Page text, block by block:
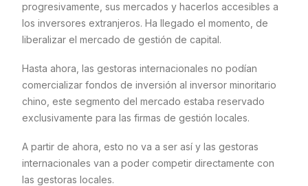
progresivamente, sus mercados y hacerlos accesibles a
los inversores extranjeros. Ha llegado el momento, de
liberalizar el mercado de gestión de capital.
Hasta ahora, las gestoras internacionales no podían
comercializar fondos de inversión al inversor minoritario
chino, este segmento del mercado estaba reservado
exclusivamente para las firmas de gestión locales.
A partir de ahora, esto no va a ser así y las gestoras
internacionales van a poder competir directamente con
las gestoras locales.